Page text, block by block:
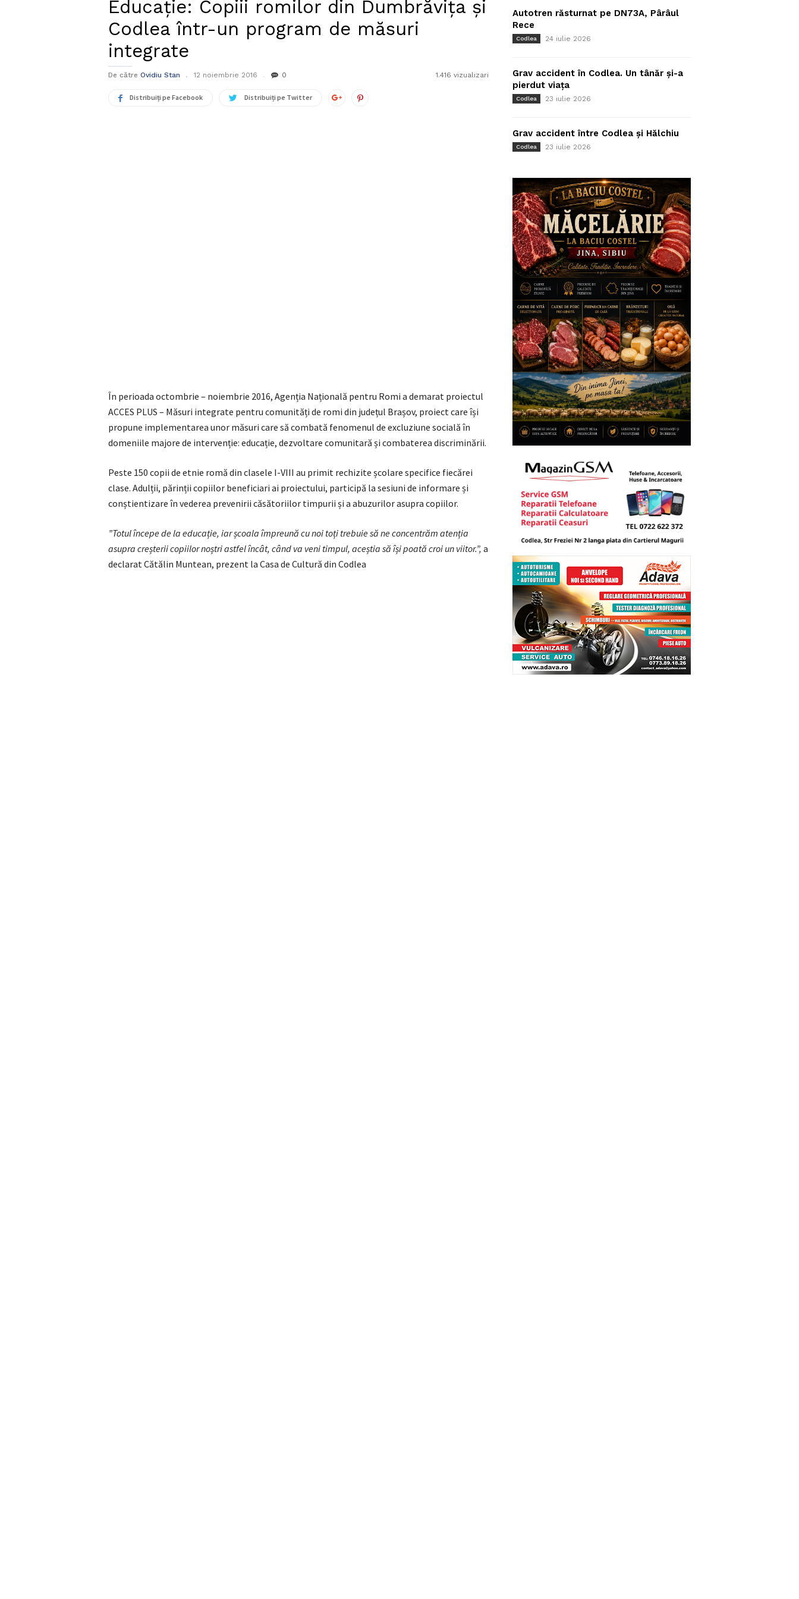
Educație: Copiii romilor din Dumbrăvița și
Codlea într-un program de măsuri
integrate
De către Ovidiu Stan 12 noiembrie 2016 0 1.416 vizualizari
Distribuiți pe Facebook Distribuiți pe Twitter
În perioada octombrie – noiembrie 2016, Agenția Națională pentru Romi a demarat proiectul
ACCES PLUS – Măsuri integrate pentru comunități de romi din județul Brașov, proiect care își
propune implementarea unor măsuri care să combată fenomenul de excluziune socială în
domeniile majore de intervenție: educație, dezvoltare comunitară și combaterea discriminării.
Peste 150 copii de etnie romă din clasele I-VIII au primit rechizite școlare specifice fiecărei
clase. Adulții, părinții copiilor beneficiari ai proiectului, participă la sesiuni de informare și
conștientizare în vederea prevenirii căsătoriilor timpurii și a abuzurilor asupra copiilor.
”Totul începe de la educație, iar școala împreună cu noi toți trebuie să ne concentrăm atenția
asupra creșterii copiilor noștri astfel încât, când va veni timpul, aceștia să își poată croi un viitor.”, a
declarat Cătălin Muntean, prezent la Casa de Cultură din Codlea
Autotren răsturnat pe DN73A, Pârâul
Rece
Codlea 24 iulie 2026
Grav accident în Codlea. Un tânăr și-a
pierdut viața
Codlea 23 iulie 2026
Grav accident între Codlea și Hălchiu
Codlea 23 iulie 2026